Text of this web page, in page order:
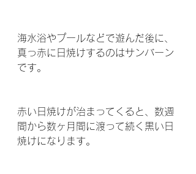
海水浴やプールなどで遊んだ後に、
真っ赤に日焼けするのはサンバーン
です。
赤い日焼けが治まってくると、数週
間から数ヶ月間に渡って続く黒い日
焼けになります。